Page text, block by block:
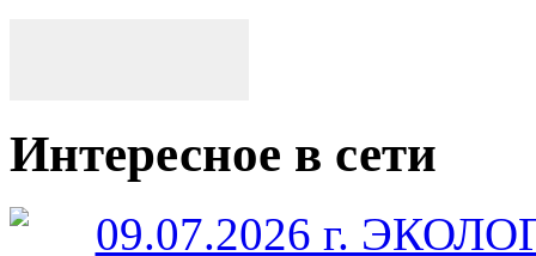
Интересное в сети